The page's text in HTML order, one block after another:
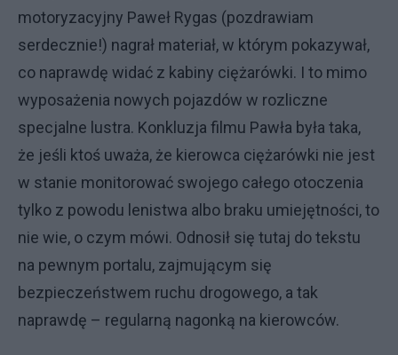
motoryzacyjny Paweł Rygas (pozdrawiam
serdecznie!) nagrał materiał, w którym pokazywał,
co naprawdę widać z kabiny ciężarówki. I to mimo
wyposażenia nowych pojazdów w rozliczne
specjalne lustra. Konkluzja filmu Pawła była taka,
że jeśli ktoś uważa, że kierowca ciężarówki nie jest
w stanie monitorować swojego całego otoczenia
tylko z powodu lenistwa albo braku umiejętności, to
nie wie, o czym mówi. Odnosił się tutaj do tekstu
na pewnym portalu, zajmującym się
bezpieczeństwem ruchu drogowego, a tak
naprawdę – regularną nagonką na kierowców.